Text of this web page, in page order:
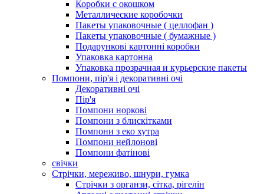
Коробки с окошком
Металлические коробочки
Пакеты упаковочные ( целлофан )
Пакеты упаковочные ( бумажные )
Подарункові картонні коробки
Упаковка картонна
Упаковка прозрачная и курьерские пакеты
Помпони, пір'я і декоративні очі
Декоративні очі
Пір'я
Помпони норкові
Помпони з блискітками
Помпони з еко хутра
Помпони нейлонові
Помпони фатінові
свічки
Стрічки, мереживо, шнури, гумка
Стрічки з органзи, сітка, рігелін